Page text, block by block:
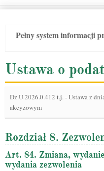
Pełny system informacji
Ustawa o
Dz.U.2026.0.412 t.j.-Ustawa z
akcyzowym
Rozdział 8.
Art. 84. Zmiana,
wydania zezwolenia